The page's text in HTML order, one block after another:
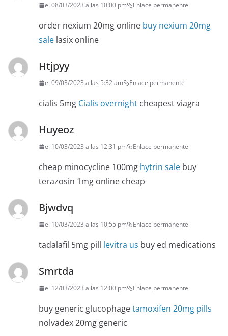
el 08/03/2023 a las 10:00 pm Enlace permanente
order nexium 20mg online buy nexium 20mg
sale lasix online
Htjpyy
el 09/03/2023 a las 5:32 am Enlace permanente
cialis 5mg Cialis overnight cheapest viagra
Huyeoz
el 10/03/2023 a las 12:31 pm Enlace permanente
cheap minocycline 100mg hytrin sale buy
terazosin 1mg online cheap
Bjwdvq
el 10/03/2023 a las 10:55 pm Enlace permanente
tadalafil 5mg pill levitra us buy ed medications
Smrtda
el 12/03/2023 a las 12:00 pm Enlace permanente
buy generic glucophagetamoxifen 20mg pills
nolvadex 20mg generic